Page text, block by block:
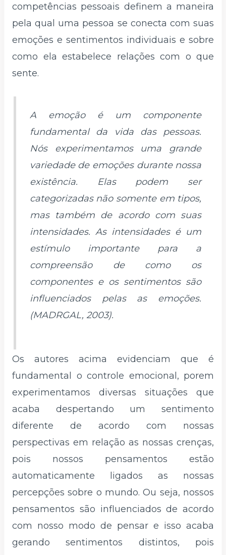
competências pessoais definem a maneira
pela qual uma pessoa se conecta com suas
emoções e sentimentos individuais e sobre
como ela estabelece relações com o que
sente.
A emoção é um componente
fundamental da vida das pessoas.
Nós experimentamos uma grande
variedade de emoções durante nossa
existência. Elas podem ser
categorizadas não somente em tipos,
mas também de acordo com suas
intensidades. As intensidades é um
estímulo importante para a
compreensão de como os
componentes e os sentimentos são
influenciados pelas as emoções.
(MADRGAL, 2003).
Os autores acima evidenciam que é
fundamental o controle emocional, porem
experimentamos diversas situações que
acaba despertando um sentimento
diferente de acordo com nossas
perspectivas em relação as nossas crenças,
pois nossos pensamentos estão
automaticamente ligados as nossas
percepções sobre o mundo. Ou seja, nossos
pensamentos são influenciados de acordo
com nosso modo de pensar e isso acaba
gerando sentimentos distintos, pois